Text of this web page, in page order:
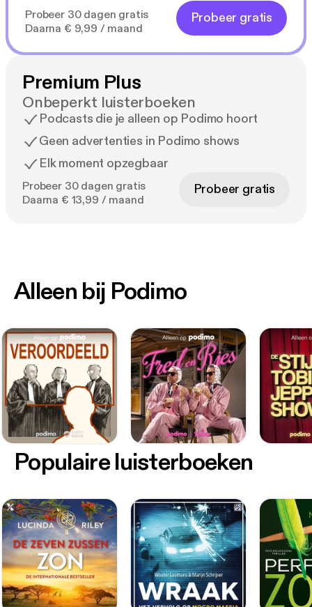
Probeer 30 dagen gratis
Daarna € 9,99 / maand
Probeer gratis
Premium Plus
Onbeperkt luisterboeken
Podcasts die je alleen op Podimo hoort
Geen advertenties in Podimo shows
Elk moment opzegbaar
Probeer 30 dagen gratis
Daarna € 13,99 / maand
Probeer gratis
Alleen bij Podimo
Populaire luisterboeken